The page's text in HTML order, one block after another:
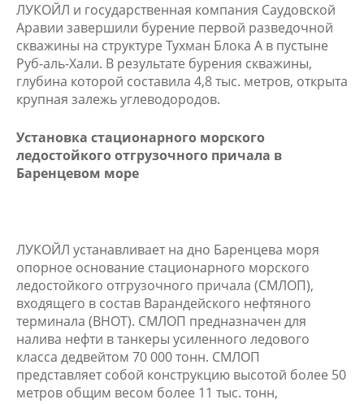
ЛУКОЙЛ и государственная компания Саудовской
Аравии завершили бурение первой разведочной
скважины на структуре Тухман Блока А в пустыне
Руб-аль-Хали. В результате бурения скважины,
глубина которой составила 4,8 тыс. метров, открыта
крупная залежь углеводородов.
Установка стационарного морского
ледостойкого отгрузочного причала в
Баренцевом море
ЛУКОЙЛ устанавливает на дно Баренцева моря
опорное основание стационарного морского
ледостойкого отгрузочного причала (СМЛОП),
входящего в состав Варандейского нефтяного
терминала (ВНОТ). СМЛОП предназначен для
налива нефти в танкеры усиленного ледового
класса дедвейтом 70 000 тонн. СМЛОП
представляет собой конструкцию высотой более 50
метров общим весом более 11 тыс. тонн,